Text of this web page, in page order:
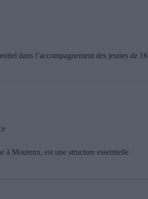
dans l’accompagnement des jeunes de 16
à Mourenx, est une structure essentielle